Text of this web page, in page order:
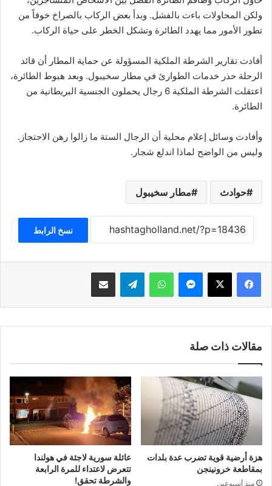
ولكن المحاولات باءت بالفشل. وبدأ بعض الركاب بالصراخ خوفاً من
تطور الأمور مما يهدد الطائرة وتشكل الخطر على حياة الركاب.
أفادت تقارير الشرطة الملكية المسؤولة عن حماية المطار أن قائد
الرحلة حذر خدمات الطوارئ في مطار سخيبول. وبعد هبوط الطائرة،
اعتقلت الشرطة الملكية 6 رجال يحملون الجنسية البريطانية من
الطائرة.
وأفادت وسائل إعلام محلية أن الرجال الستة ما زالوا رهن الاحتجاز.
وليس من الواضح لماذا اندلع شجار.
حوادث مطار سخيبول
نسخ الرابط
فيسبوك ‫X ماسنجر واتساب تيلقرام مشاركة عبر البريد
مقالات ذات صلة
هزة أرضية قوية تضرب عدة بلدات
بمقاطعة خرونينجن
منذ أسبوعين
عائلة سورية لاجئة في هولندا
تتعرض لاعتداء للمرة الرابعة
والشرطة تحقق!